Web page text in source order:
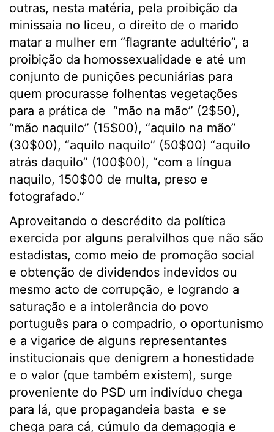
outras, nesta matéria, pela proibição da
minissaia no liceu, o direito de o marido
matar a mulher em “flagrante adultério”, a
proibição da homossexualidade e até um
conjunto de punições pecuniárias para
quem procurasse folhentas vegetações
para a prática de “mão na mão” (2$50),
“mão naquilo” (15$00), “aquilo na mão”
(30$00), “aquilo naquilo” (50$00) “aquilo
atrás daquilo” (100$00), “com a língua
naquilo, 150$00 de multa, preso e
fotografado.”
Aproveitando o descrédito da política
exercida por alguns peralvilhos que não são
estadistas, como meio de promoção social
e obtenção de dividendos indevidos ou
mesmo acto de corrupção, e logrando a
saturação e a intolerância do povo
português para o compadrio, o oportunismo
e a vigarice de alguns representantes
institucionais que denigrem a honestidade
e o valor (que também existem), surge
proveniente do PSD um indivíduo chega
para lá, que propagandeia basta e se
chega para cá, cúmulo da demagogia e